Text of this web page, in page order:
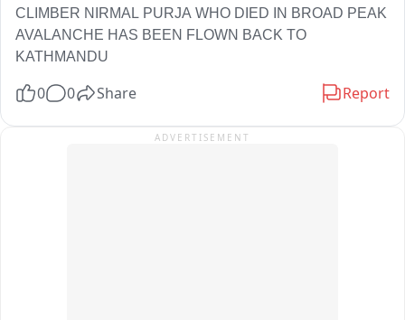
CLIMBER NIRMAL PURJA WHO DIED IN BROAD PEAK
AVALANCHE HAS BEEN FLOWN BACK TO
KATHMANDU
0 0 Share Report
ADVERTISEMENT